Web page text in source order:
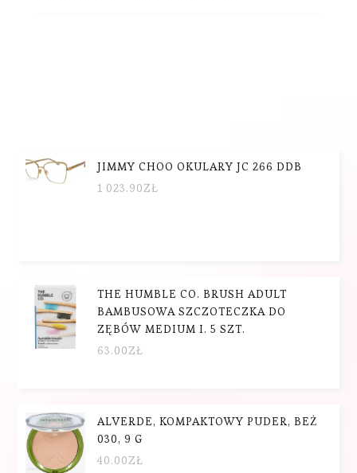
JIMMY CHOO OKULARY JC 266 DDB
1 023.90ZŁ
THE HUMBLE CO. BRUSH ADULT
BAMBUSOWA SZCZOTECZKA DO
ZĘBÓW MEDIUM I. 5 SZT.
63.00ZŁ
ALVERDE, KOMPAKTOWY PUDER, BEŻ
030, 9 G
40.00ZŁ